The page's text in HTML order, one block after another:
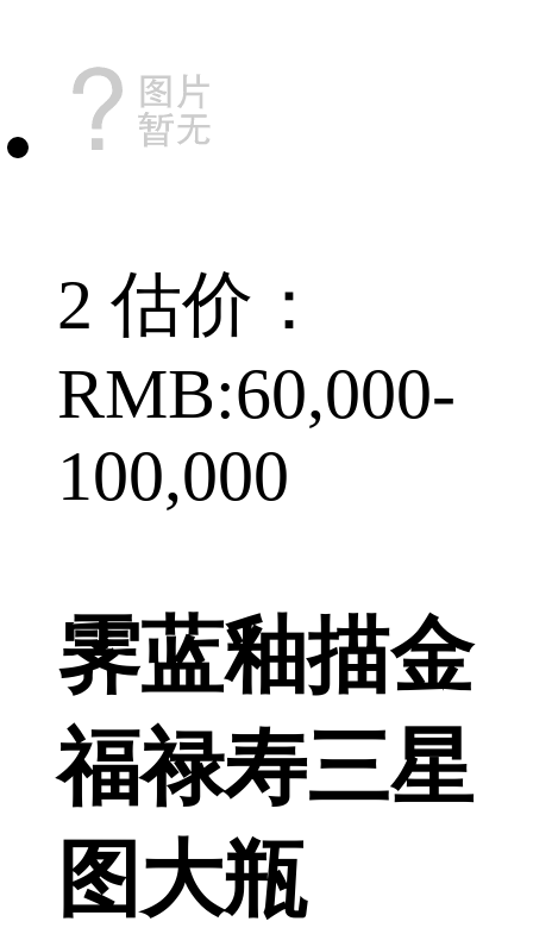
2 估价：
RMB:60,000-
100,000
霁蓝釉描金
福禄寿三星
图大瓶